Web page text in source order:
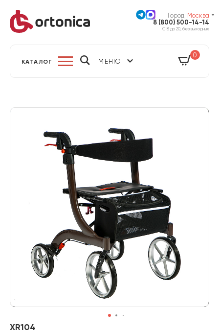
Город: Москва
8 (800) 500-14-14
С 8 до 20, без выходных
КАТАЛОГ МЕНЮ
0
XR104